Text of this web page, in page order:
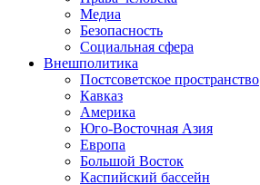
Медиа
Безопасность
Социальная сфера
Внешполитика
Постсоветское пространство
Кавказ
Америка
Юго-Восточная Азия
Европа
Большой Восток
Каспийский бассейн